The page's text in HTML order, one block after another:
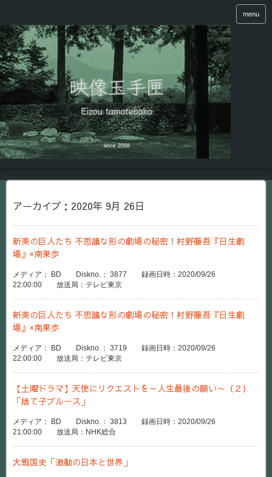
menu
アーカイブ：2020年 9月 26日
新美の巨人たち 不思議な形の劇場の秘密！村野藤吾『日生劇
場』×南果歩
メディア： BD Diskno.： 3877 録画日時：2020/09/26
22:00:00 放送局：テレビ東京
新美の巨人たち 不思議な形の劇場の秘密！村野藤吾『日生劇
場』×南果歩
メディア： BD Diskno.： 3719 録画日時：2020/09/26
22:00:00 放送局：テレビ東京
【土曜ドラマ】天使にリクエストを～人生最後の願い～（２）
「捨て子ブルース」
メディア： BD Diskno.： 3813 録画日時：2020/09/26
21:00:00 放送局：NHK総合
大戦国史「激動の日本と世界」